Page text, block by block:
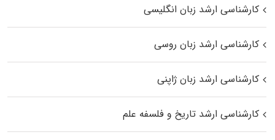
کارشناسی ارشد زبان انگلیسی
کارشناسی ارشد زبان روسی
کارشناسی ارشد زبان ژاپنی
کارشناسی ارشد تاریخ و فلسفه علم